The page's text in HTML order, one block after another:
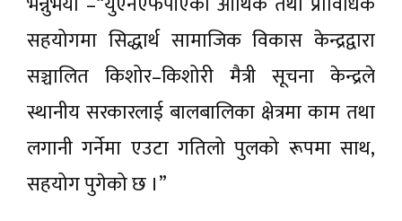
सहयोगमा सिद्धार्थ सामाजिक विकास केन्द्रद्वारा
सञ्चालित किशोर–किशोरी मैत्री सूचना केन्द्रले
स्थानीय सरकारलाई बालबालिका क्षेत्रमा काम तथा
लगानी गर्नेमा एउटा गतिलो पुलको रूपमा साथ,
सहयोग पुगेको छ ।”